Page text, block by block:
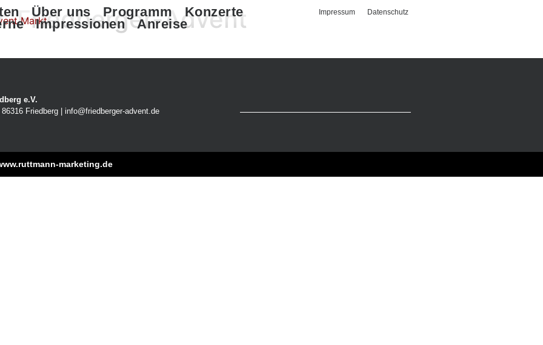
Über uns Programm
Konzerte
Impressionen Anreise
Impressum Datenschutz
Friedberger-Advent
e.V.
Friedberg | info@friedberger-advent.de
marketing.de